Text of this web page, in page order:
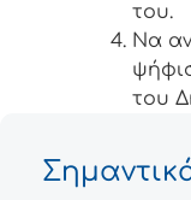
του.
Να
του